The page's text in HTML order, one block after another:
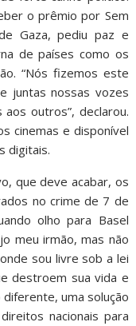
o prêmio por Sem
Gaza, pediu paz e
de países como os
“Nós fizemos este
juntas nossas vozes
outros”, declarou.
cinemas e disponível
digitais.
que deve acabar, os
no crime de 7 de
olho para Basel
meu irmão, mas não
sou livre sob a lei
destroem sua vida e
uma solução
nacionais para